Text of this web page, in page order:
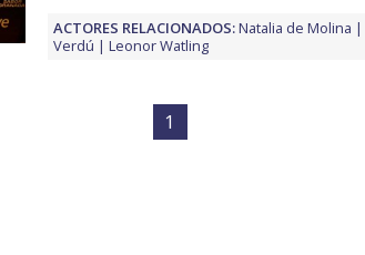
ACTORES RELACIONADOS:Natalia de Molina
Verdú
Leonor Watling
1